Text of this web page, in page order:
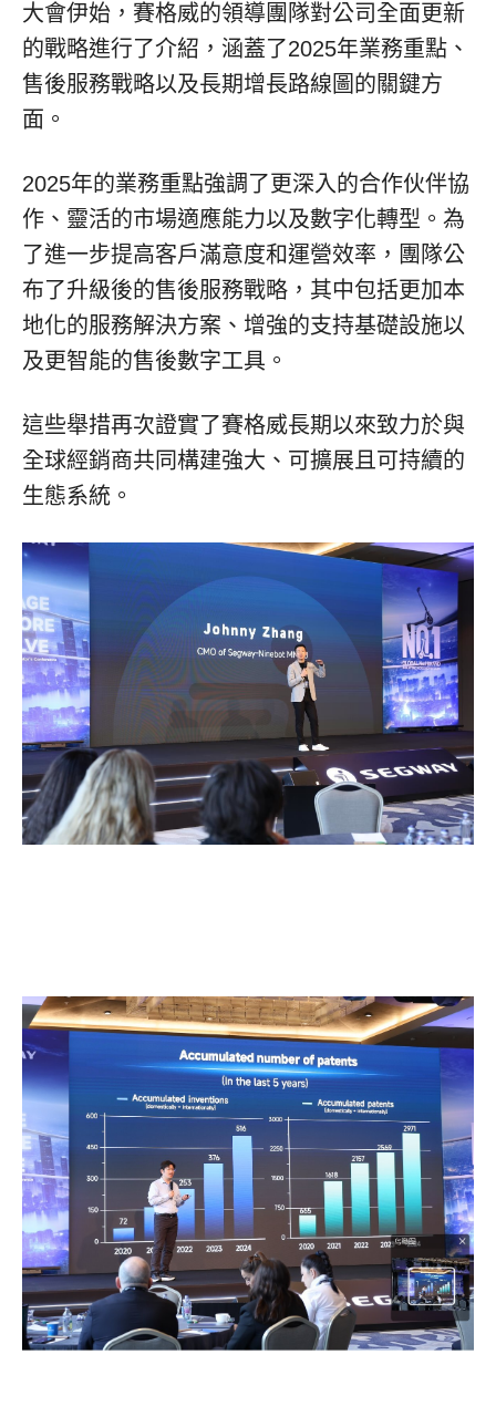
大會伊始，賽格威的領導團隊對公司全面更新
的戰略進行了介紹，涵蓋了2025年業務重點、
售後服務戰略以及長期增長路線圖的關鍵方
面。
2025年的業務重點強調了更深入的合作伙伴協
作、靈活的市場適應能力以及數字化轉型。為
了進一步提高客戶滿意度和運營效率，團隊公
布了升級後的售後服務戰略，其中包括更加本
地化的服務解決方案、增強的支持基礎設施以
及更智能的售後數字工具。
這些舉措再次證實了賽格威長期以來致力於與
全球經銷商共同構建強大、可擴展且可持續的
生態系統。